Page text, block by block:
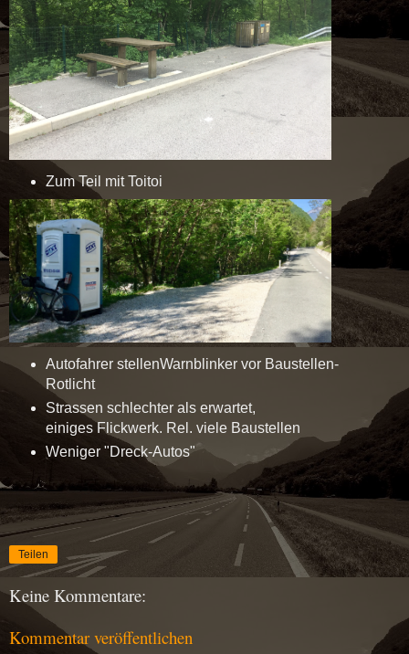
Zum Teil mit Toitoi
Autofahrer stellenWarnblinker vor Baustellen-
Rotlicht
Strassen schlechter als erwartet,
einiges Flickwerk. Rel. viele Baustellen
Weniger "Dreck-Autos"
Teilen
Keine Kommentare:
Kommentar veröffentlichen